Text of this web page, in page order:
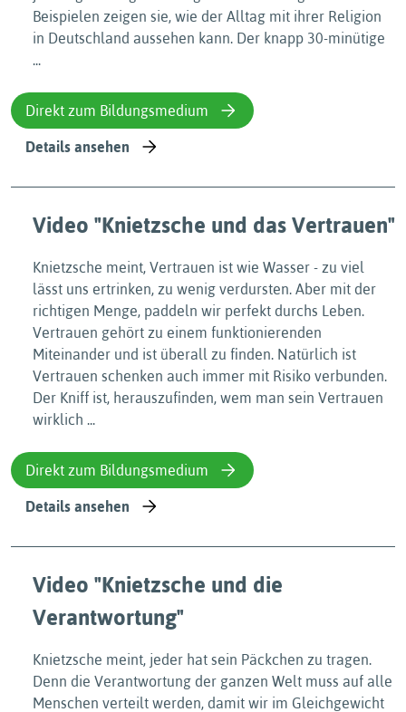
Beispielen zeigen sie, wie der Alltag mit ihrer Religion
in Deutschland aussehen kann. Der knapp 30-minütige
...
Direkt zum Bildungsmedium
Details ansehen
Video "Knietzsche und das Vertrauen"
Knietzsche meint, Vertrauen ist wie Wasser - zu viel
lässt uns ertrinken, zu wenig verdursten. Aber mit der
richtigen Menge, paddeln wir perfekt durchs Leben.
Vertrauen gehört zu einem funktionierenden
Miteinander und ist überall zu finden. Natürlich ist
Vertrauen schenken auch immer mit Risiko verbunden.
Der Kniff ist, herauszufinden, wem man sein Vertrauen
wirklich ...
Direkt zum Bildungsmedium
Details ansehen
Video "Knietzsche und die
Verantwortung"
Knietzsche meint, jeder hat sein Päckchen zu tragen.
Denn die Verantwortung der ganzen Welt muss auf alle
Menschen verteilt werden, damit wir im Gleichgewicht